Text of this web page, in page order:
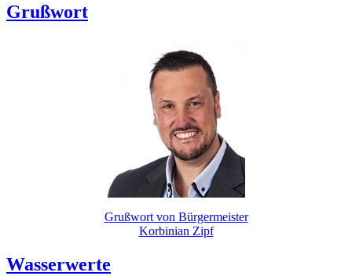
Grußwort
Grußwort von Bürgermeister
Korbinian Zipf
Wasserwerte